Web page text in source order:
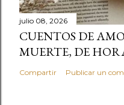
julio 08, 2026
CUENTOS DE
MUERTE, DE
Compartir Publicar un